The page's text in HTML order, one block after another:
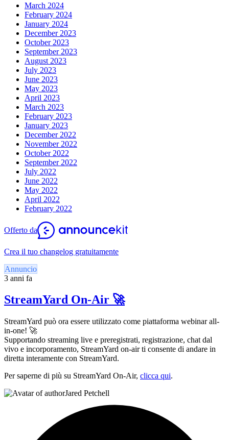
March 2024
February 2024
January 2024
December 2023
October 2023
September 2023
August 2023
July 2023
June 2023
May 2023
April 2023
March 2023
February 2023
January 2023
December 2022
November 2022
October 2022
September 2022
July 2022
June 2022
May 2022
April 2022
February 2022
Offerto da
Crea il tuo changelog gratuitamente
Annuncio
3 anni fa
StreamYard On-Air 🚀
StreamYard può ora essere utilizzato come piattaforma webinar all-
in-one! 🚀
Supportando streaming live e preregistrati, registrazione, chat dal
vivo e incorporamento, StreamYard on-air ti consente di andare in
diretta interamente con StreamYard.
Per saperne di più su StreamYard On-Air, clicca qui.
Jared Petchell